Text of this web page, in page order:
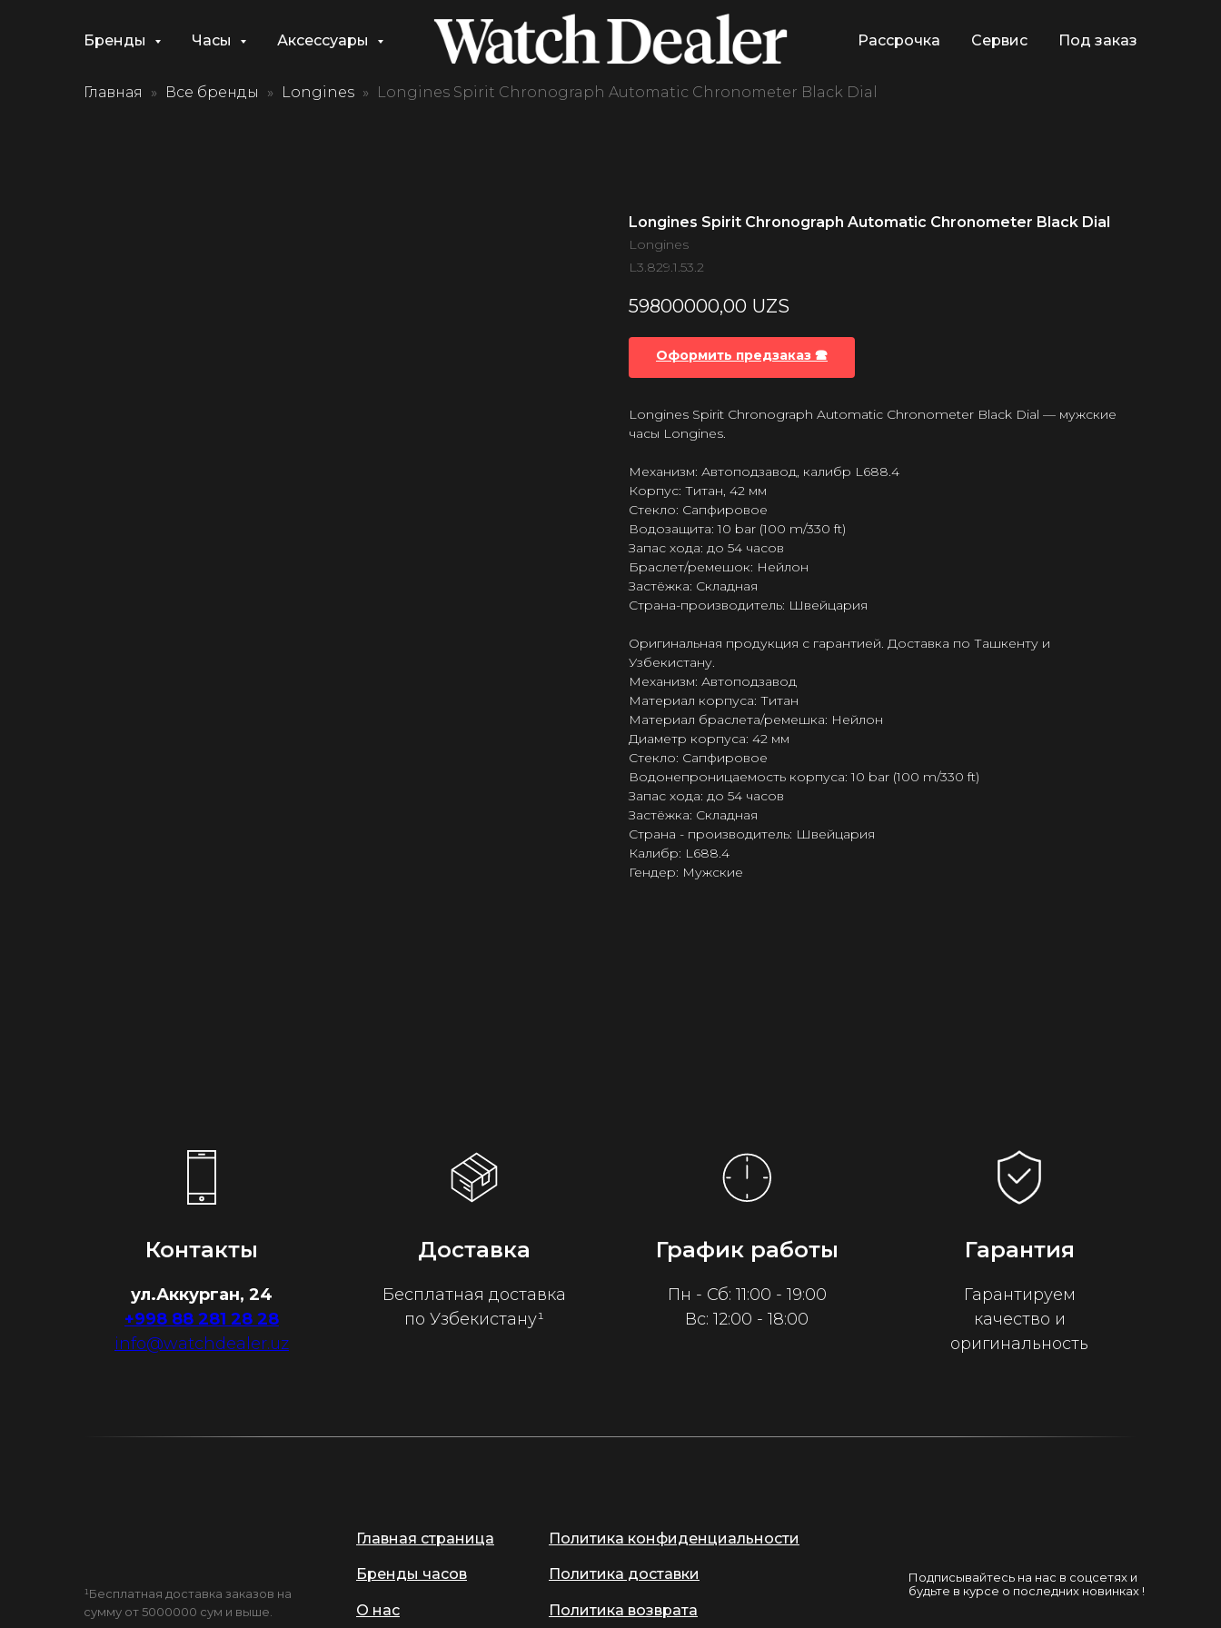
Бренды Часы Аксессуары Рассрочка Сервис Под заказ
Главная Все бренды Longines Longines Spirit Chronograph Automatic Chronometer Black Dial
Longines Spirit Chronograph Automatic Chronometer Black Dial
Longines
L3.829.1.53.2
59800000,00 UZS
Оформить предзаказ 🕿
Longines Spirit Chronograph Automatic Chronometer Black Dial — мужские
часы Longines.
Механизм: Автоподзавод, калибр L688.4
Корпус: Титан, 42 мм
Стекло: Сапфировое
Водозащита: 10 bar (100 m/330 ft)
Запас хода: до 54 часов
Браслет/ремешок: Нейлон
Застёжка: Складная
Страна-производитель: Швейцария
Оригинальная продукция с гарантией. Доставка по Ташкенту и
Узбекистану.
Механизм: Автоподзавод
Материал корпуса: Титан
Материал браслета/ремешка: Нейлон
Диаметр корпуса: 42 мм
Стекло: Сапфировое
Водонепроницаемость корпуса: 10 bar (100 m/330 ft)
Запас хода: до 54 часов
Застёжка: Складная
Страна - производитель: Швейцария
Калибр: L688.4
Гендер: Мужские
Контакты
ул.Аккурган, 24
+998 88 281 28 28
info@watchdealer.uz
Доставка
Бесплатная доставка
по Узбекистану¹
График работы
Пн - Сб: 11:00 - 19:00
Вс: 12:00 - 18:00
Гарантия
Гарантируем
качество и
оригинальность
Подписывайтесь на нас в соцсетях и
будьте в курсе о последних новинках !
Главная страница
Бренды часов
О нас
¹Бесплатная доставка заказов на
сумму от 5000000 сум и выше.
Политика конфиденциальности
Политика доставки
Политика возврата